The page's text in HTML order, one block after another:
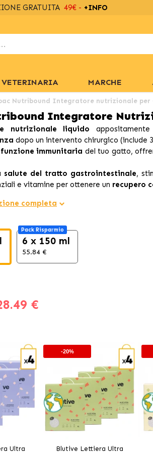
GRATUITA 49€ - +INFO
MARCHE
Nutribound Integratore nutrizionale per
Integratore
nutrizionale liquido
dopo un intervento chirurgico (include
funzione immunitaria del tuo gatto,
salute del tratto gastrointestinale,
e vitamine per ottenere un recupero
completa
Pack Risparmio
6 x 150 ml
55.84 €
€
Ultra
-20%
Blutive Lettiera Ultra